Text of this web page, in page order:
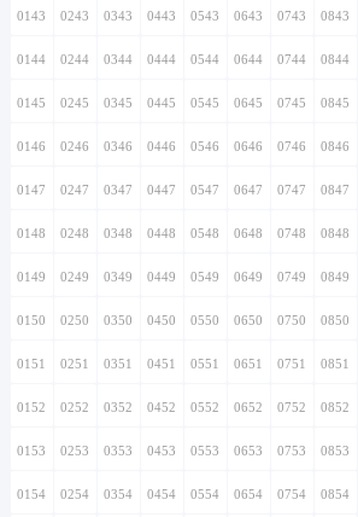
0143 0243 0343 0443 0543 0643 0743 0843
0144 0244 0344 0444 0544 0644 0744 0844
0145 0245 0345 0445 0545 0645 0745 0845
0146 0246 0346 0446 0546 0646 0746 0846
0147 0247 0347 0447 0547 0647 0747 0847
0148 0248 0348 0448 0548 0648 0748 0848
0149 0249 0349 0449 0549 0649 0749 0849
0150 0250 0350 0450 0550 0650 0750 0850
0151 0251 0351 0451 0551 0651 0751 0851
0152 0252 0352 0452 0552 0652 0752 0852
0153 0253 0353 0453 0553 0653 0753 0853
0154 0254 0354 0454 0554 0654 0754 0854